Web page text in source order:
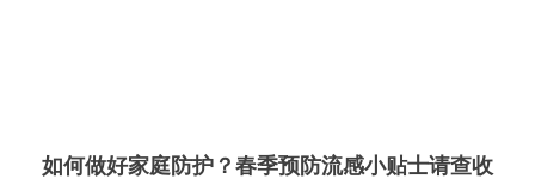
如何做好家庭防护？春季预防流感小贴士请查收